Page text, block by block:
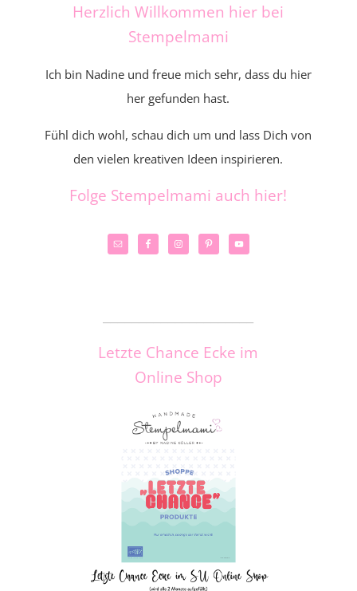
Herzlich Willkommen hier bei
Stempelmami
Ich bin Nadine und freue mich sehr, dass du hier
her gefunden hast.
Fühl dich wohl, schau dich um und lass Dich von
den vielen kreativen Ideen inspirieren.
Folge Stempelmami auch hier!
Letzte Chance Ecke im
Online Shop